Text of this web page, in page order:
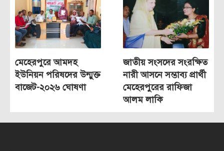
মেহেরপুরে আমদহ
ইউনিয়ন পরিষদের উন্মুক্ত
বাজেট-২০২৬ ঘোষণা
জাতীয় সংসদের সংরক্ষিত
নারী আসনে সম্ভাব্য প্রার্থী
মেহেরপুরের রাফিজা
আলম লাকি